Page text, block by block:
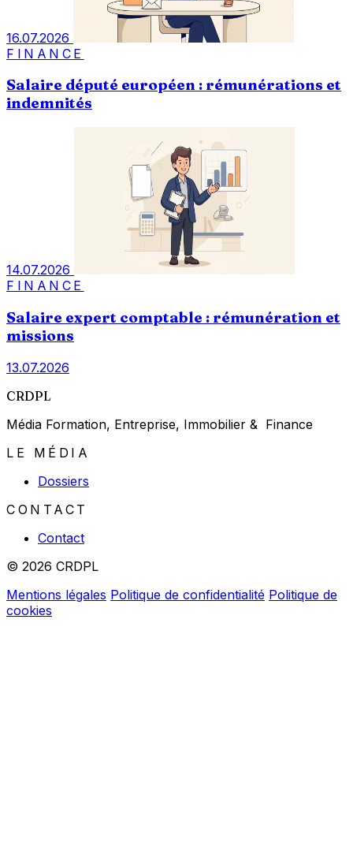
16.07.2026
FINANCE
Salaire député européen : rémunérations et
indemnités
14.07.2026
FINANCE
Salaire expert comptable : rémunération et
missions
13.07.2026
CRDPL
Média Formation, Entreprise, Immobilier & Finance
LE MÉDIA
Dossiers
CONTACT
Contact
© 2026 CRDPL
Mentions légales Politique de confidentialité Politique de
cookies